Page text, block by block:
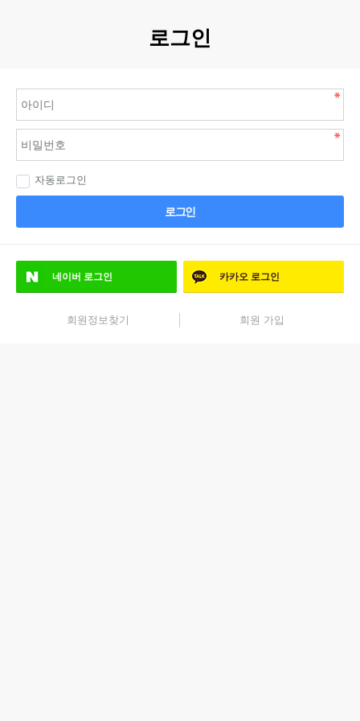
로그인
자동로그인
로그인
네이버 로그인 카카오 로그인
회원정보찾기 회원 가입